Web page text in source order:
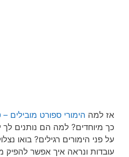
אז למה הימורי ספורט מובילים –
כך מיוחדים? למה הם נותנים לך
על פני הימורים רגילים? בואו
עובדות ונראה איך אפשר